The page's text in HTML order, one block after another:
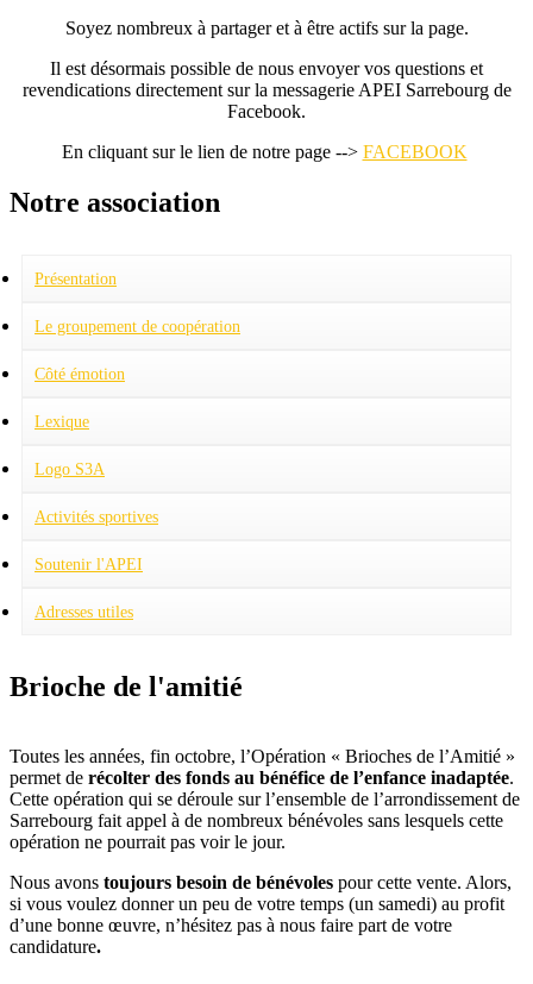
Soyez nombreux à partager et à être actifs sur la page.
Il est désormais possible de nous envoyer vos questions et
revendications directement sur la messagerie APEI Sarrebourg de
Facebook.
En cliquant sur le lien de notre page --> FACEBOOK
Notre association
Présentation
Charte pour la dignité des personnes handicapées mentales
Le conseil d'administration
Le groupement de coopération
Présentation
Côté émotion
Quand le destin nous joue des tours
Lexique
Logo S3A
Activités sportives
Judo
Soutenir l'APEI
Adresses utiles
Brioche de l'amitié
Toutes les années, fin octobre, l’Opération « Brioches de l’Amitié »
permet de récolter des fonds au bénéfice de l’enfance inadaptée.
Cette opération qui se déroule sur l’ensemble de l’arrondissement de
Sarrebourg fait appel à de nombreux bénévoles sans lesquels cette
opération ne pourrait pas voir le jour.
Nous avons toujours besoin de bénévoles pour cette vente. Alors,
si vous voulez donner un peu de votre temps (un samedi) au profit
d’une bonne œuvre, n’hésitez pas à nous faire part de votre
candidature.